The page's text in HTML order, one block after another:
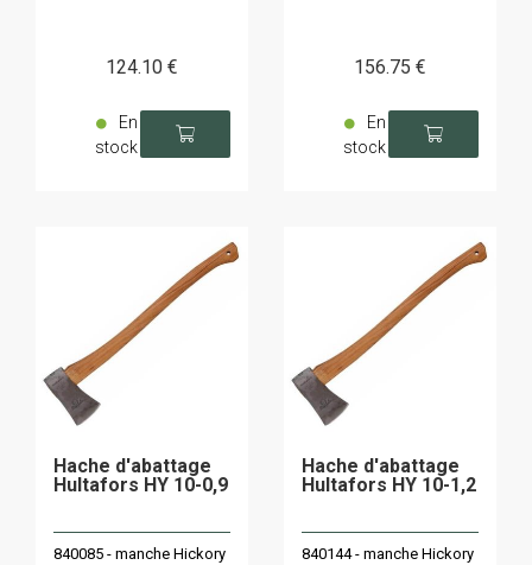
124.10 €
En
stock
156.75 €
En
stock
Hache d'abattage
Hultafors HY 10-0,9
840085 - manche Hickory
Hache d'abattage
Hultafors HY 10-1,2
840144 - manche Hickory